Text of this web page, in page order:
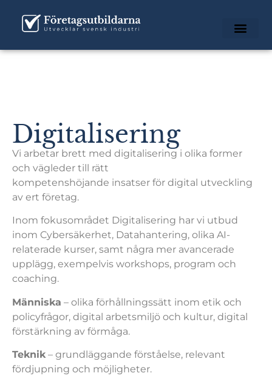
Digitalisering
Vi arbetar brett med digitalisering i olika former
och vägleder till rätt
kompetenshöjande insatser för digital utveckling
av ert företag.
Inom fokusområdet Digitalisering har vi utbud
inom Cybersäkerhet, Datahantering, olika AI-
relaterade kurser, samt några mer avancerade
upplägg, exempelvis workshops, program och
coaching.
Människa – olika förhållningssätt inom etik och
policyfrågor, digital arbetsmiljö och kultur, digital
förstärkning av förmåga.
Teknik– grundläggande förståelse, relevant
fördjupning och möjligheter.